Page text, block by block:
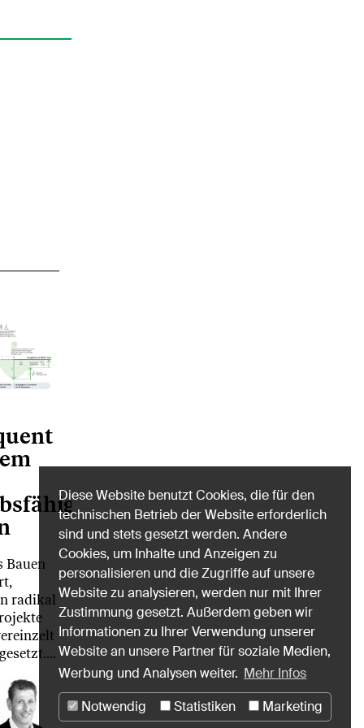
Bauen
radikal
Diese Website benutzt Cookies, die für den
technischen Betrieb der Website erforderlich
sind und stets gesetzt werden. Andere
Cookies, um Inhalte und Anzeigen zu
personalisieren und die Zugriffe auf unsere
Website zu analysieren, werden nur mit Ihrer
Zustimmung gesetzt. Außerdem geben wir
Informationen zu Ihrer Verwendung unserer
Website an unsere Partner für soziale Medien,
Werbung und Analysen weiter. Mehr Infos
Notwendig
Statistiken Marketing